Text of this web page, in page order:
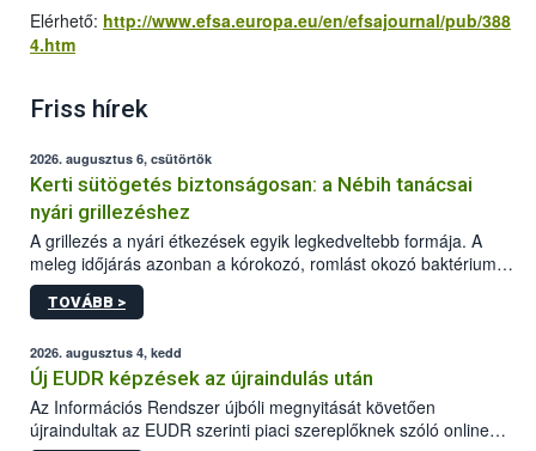
Elérhető: http://www.efsa.europa.eu/en/efsajournal/pub/388
4.htm
Friss hírek
2026. augusztus 6, csütörtök
Kerti sütögetés biztonságosan: a Nébih tanácsai
nyári grillezéshez
A grillezés a nyári étkezések egyik legkedveltebb formája. A
meleg időjárás azonban a kórokozó, romlást okozó baktériumok
gyorsabb szaporodásának is kedvez. A szabadtéri sütögetés
ezért nem csupán a megfelelő sütési technikáról szól: legalább
higiéniai szabályok betartása, a megfelelő hőkezelés, valamint a
maradékok szakszerű tárolása. A Nemzeti Élelmiszerlánc-
biztonsági Hivatal (Nébih) Oktatási Programja összegyűjtötte a
biztonságos grillezés legfontosabb tudnivalóit.
TOVÁBB >
2026. augusztus 4, kedd
Új EUDR képzések az újraindulás után
Az Információs Rendszer újbóli megnyitását követően
újraindultak az EUDR szerinti piaci szereplőknek szóló online